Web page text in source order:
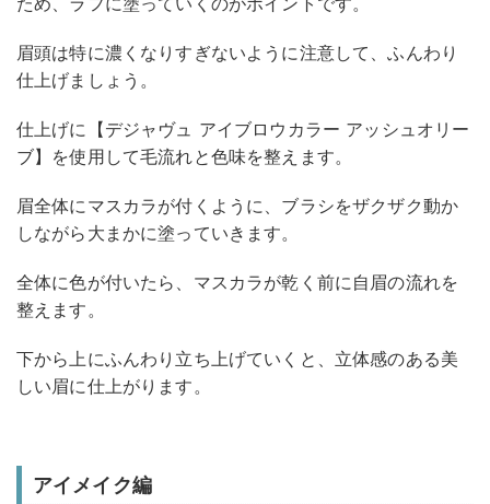
眉頭は特に濃くなりすぎないように注意して、ふんわり
仕上げましょう。
仕上げに【デジャヴュ アイブロウカラー アッシュオリー
ブ】を使用して毛流れと色味を整えます。
眉全体にマスカラが付くように、ブラシをザクザク動か
しながら大まかに塗っていきます。
全体に色が付いたら、マスカラが乾く前に自眉の流れを
整えます。
下から上にふんわり立ち上げていくと、立体感のある美
しい眉に仕上がります。
アイメイク編